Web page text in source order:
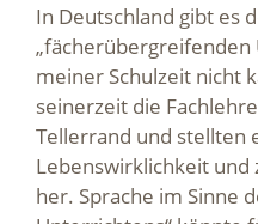
In Deutschland gibt es
„fächerübergreifenden
meiner Schulzeit nicht
seinerzeit die
Tellerrand und stellten
Lebenswirklichkeit und
her. Sprache im Sinne